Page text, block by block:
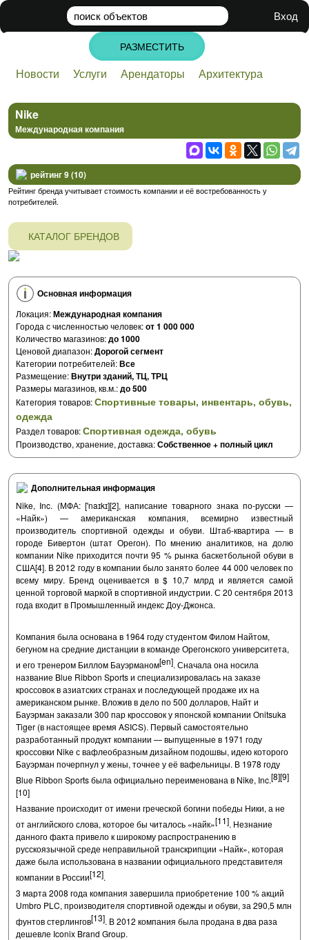
РАЗМЕСТИТЬ
поискобъектов Вход
Новости Услуги Арендаторы
Архитектура
Стартапы
Строительство Технологии
Nike
Международная компания
рейтинг 9 (10)
Рейтинг бренда учитывает стоимость компании и её востребованность у
потребителей.
КАТАЛОГ БРЕНДОВ
Основная информация
Локация:Международная компания
Города с численностью человек:от 1 000 000
Количество магазинов:до 1000
Ценовой диапазон:Дорогой сегмент
Категории потребителей:Все
Размещение:Внутри зданий, ТЦ, ТРЦ
Размеры магазинов, кв.м.:до 500
Категория товаров:Спортивные товары, инвентарь, обувь,
одежда
Раздел товаров:Спортивная одежда, обувь
Производство, хранение, доставка:Собственное + полный цикл
Дополнительная информация
Nike, Inc. (МФА: ['naɪkɪ][2], написание товарного знака по-русски —
«Найк») — американская компания, всемирно известный
производитель спортивной одежды и обуви. Штаб-квартира — в
городе Бивертон (штат Орегон). По мнению аналитиков, на долю
компании Nike приходится почти 95 % рынка баскетбольной обуви в
США[4]. В 2012 году в компании было занято более 44 000 человек по
всему миру. Бренд оценивается в $ 10,7 млрд и является самой
ценной торговой маркой в спортивной индустрии. С 20 сентября 2013
года входит в Промышленный индекс Доу-Джонса.
Компания была основана в 1964 году студентом Филом Найтом,
бегуном на средние дистанции в команде Орегонского университета,
и его тренером Биллом Бауэрманом[en]. Сначала она носила
название Blue Ribbon Sports и специализировалась на заказе
кроссовок в азиатских странах и последующей продаже их на
американском рынке. Вложив в дело по 500 долларов, Найт и
Бауэрман заказали 300 пар кроссовок у японской компании Onitsuka
Tiger (в настоящее время ASICS). Первый самостоятельно
разработанный продукт компании — выпущенные в 1971 году
кроссовки Nike с вафлеобразным дизайном подошвы, идею которого
Бауэрман почерпнул у жены, точнее у её вафельницы. В 1978 году
Blue Ribbon Sports была официально переименована в Nike, Inc.[8][9]
[10]
Название происходит от имени греческой богини победы Ники, а не
от английского слова, которое бы читалось «найк»[11]. Незнание
данного факта привело к широкому распространению в
русскоязычной среде неправильной транскрипции «Найк», которая
даже была использована в названии официального представителя
компании в России[12].
3 марта 2008 года компания завершила приобретение 100 % акций
Umbro PLC, производителя спортивной одежды и обуви, за 290,5 млн
фунтов стерлингов[13]. В 2012 компания была продана в два раза
дешевле Iconix Brand Group.